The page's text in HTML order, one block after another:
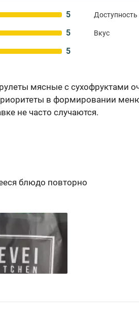
5 Доступность
5 Вкус
5
мясные с сухофруктами
в формировании
не часто случаются.
блюдо повторно